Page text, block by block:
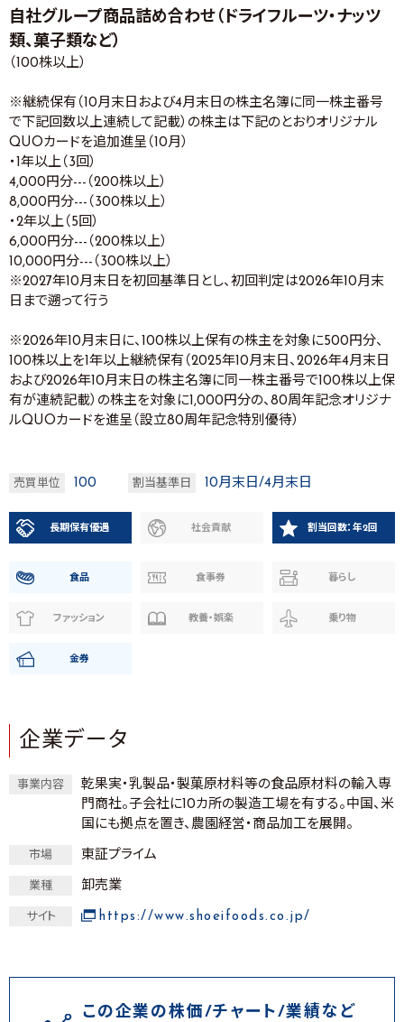
自社グループ商品詰め合わせ（ドライフルーツ・ナッツ
類、菓子類など）
（100株以上）
※継続保有（10月末日および4月末日の株主名簿に同一株主番号
で下記回数以上連続して記載）の株主は下記のとおりオリジナル
QUOカードを追加進呈（10月）
・1年以上（3回）
4,000円分---（200株以上）
8,000円分---（300株以上）
・2年以上（5回）
6,000円分---（200株以上）
10,000円分---（300株以上）
※2027年10月末日を初回基準日とし、初回判定は2026年10月末
日まで遡って行う
※2026年10月末日に、100株以上保有の株主を対象に500円分、
100株以上を1年以上継続保有（2025年10月末日、2026年4月末日
および2026年10月末日の株主名簿に同一株主番号で100株以上保
有が連続記載）の株主を対象に1,000円分の、80周年記念オリジナ
ルQUOカードを進呈（設立80周年記念特別優待）
売買単位 100 割当基準日 10月末日/4月末日
長期保有優遇 社会貢献 割当回数：年2回
食品 食事券 暮らし
ファッション 教養・娯楽 乗り物
金券
企業データ
事業内容
乾果実・乳製品・製菓原材料等の食品原材料の輸入専
門商社。子会社に10カ所の製造工場を有する。中国、米
国にも拠点を置き、農園経営・商品加工を展開。
市場 東証プライム
業種 卸売業
サイト https://www.shoeifoods.co.jp/
この企業の株価/チャート/業績など